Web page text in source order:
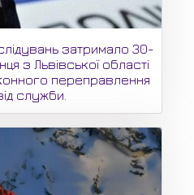
затримало 30-
з Львівської області
переправлення
служби.